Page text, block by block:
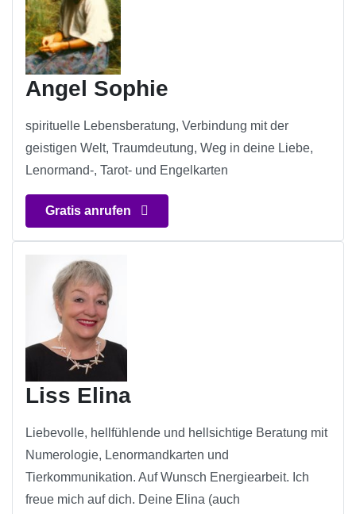
Angel Sophie
spirituelle Lebensberatung, Verbindung mit der
geistigen Welt, Traumdeutung, Weg in deine Liebe,
Lenormand-, Tarot- und Engelkarten
Gratis anrufen
Liss Elina
Liebevolle, hellfühlende und hellsichtige Beratung mit
Numerologie, Lenormandkarten und
Tierkommunikation. Auf Wunsch Energiearbeit. Ich
freue mich auf dich. Deine Elina (auch